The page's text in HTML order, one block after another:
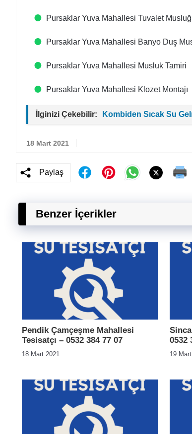
Pursaklar Yuva Mahallesi Tuvalet
Pursaklar Yuva Mahallesi Banyo Duş
Pursaklar Yuva Mahallesi Musluk Tamiri
Pursaklar Yuva Mahallesi Klozet Montajı
İlginizi Çekebilir: Kombiden Sıcak Su
18 Mart 2021
Paylaş
Benzer İçerikler
Pendik Çamçeşme Mahallesi
Tesisatçı – 0532 384 77 07
18 Mart 2021
0532
19